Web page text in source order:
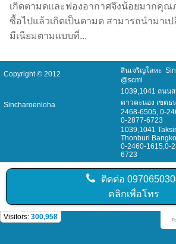
เกิดตามดและฟองอากาศจึงน้อยมากคุณ
ซื้อไปแล้วเกิดเป็นตามด สามารถนำมาเ
มีเนียมตามแบบที่...
Copyright © 2012
สินเจริญโลหะ
@scmi
Sincharoenloha
1039,1041 ถนน
ดาวคะนอง เขตธ
2468-6505, 0-
0-2877-6723
1039,1041
Thonburi
0-2460-1615,0-
6723
ติดต่อ
คลิกเพื่อโทร
Visitors: 300,958